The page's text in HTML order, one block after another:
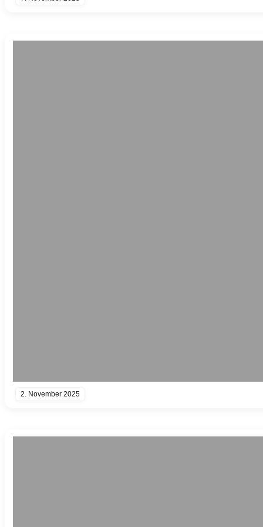
2. November 2025